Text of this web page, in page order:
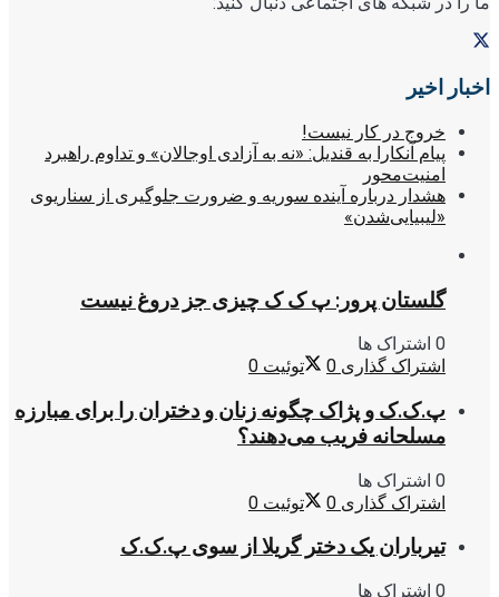
اخبار اخیر
خروج در کار نیست!
پیام آنکارا به قندیل: «نه به آزادی اوجالان» و تداوم راهبرد
امنیت‌محور
هشدار درباره آینده سوریه و ضرورت جلوگیری از سناریوی
«لیبیایی‌شدن»
گلستان پرور: پ ک ک چیزی جز دروغ نیست
0 اشتراک ها
اشتراک گذاری 0 توئیت 0
پ.ک.ک و پژاک چگونه زنان و دختران را برای مبارزه
مسلحانه فریب می‌دهند؟
0 اشتراک ها
اشتراک گذاری 0 توئیت 0
تیرباران یک دختر گریلا از سوی پ.ک.ک
0 اشتراک ها